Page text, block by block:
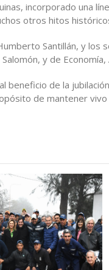
incorporado una
otros hitos
Santillán, y los
y de Economía,
beneficio de la
de mantener